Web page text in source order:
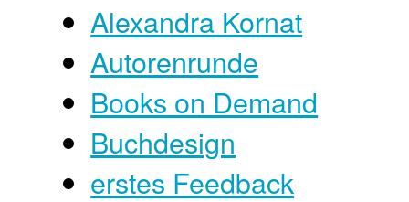
Alexandra Kornat
Autorenrunde
Books on Demand
Buchdesign
erstes Feedback